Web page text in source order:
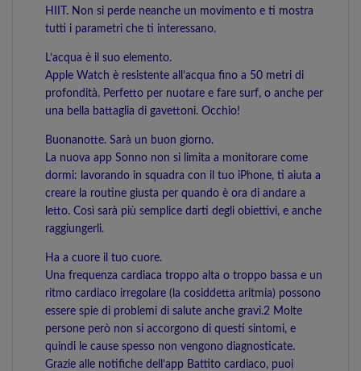
HIIT. Non si perde neanche un movimento e ti mostra
tutti i parametri che ti interessano.
L’acqua è il suo elemento.
Apple Watch è resistente all’acqua fino a 50 metri di
profondità. Perfetto per nuotare e fare surf, o anche per
una bella battaglia di gavettoni. Occhio!
Buonanotte. Sarà un buon giorno.
La nuova app Sonno non si limita a monitorare come
dormi: lavorando in squadra con il tuo iPhone, ti aiuta a
creare la routine giusta per quando è ora di andare a
letto. Così sarà più semplice darti degli obiettivi, e anche
raggiungerli.
Ha a cuore il tuo cuore.
Una frequenza cardiaca troppo alta o troppo bassa e un
ritmo cardiaco irregolare (la cosiddetta aritmia) possono
essere spie di problemi di salute anche gravi.2 Molte
persone però non si accorgono di questi sintomi, e
quindi le cause spesso non vengono diagnosticate.
Grazie alle notifiche dell’app Battito cardiaco, puoi